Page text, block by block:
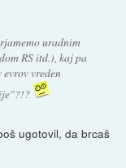
uradnim
RS itd.), kaj pa
vreden
ugotovil, da brcaš